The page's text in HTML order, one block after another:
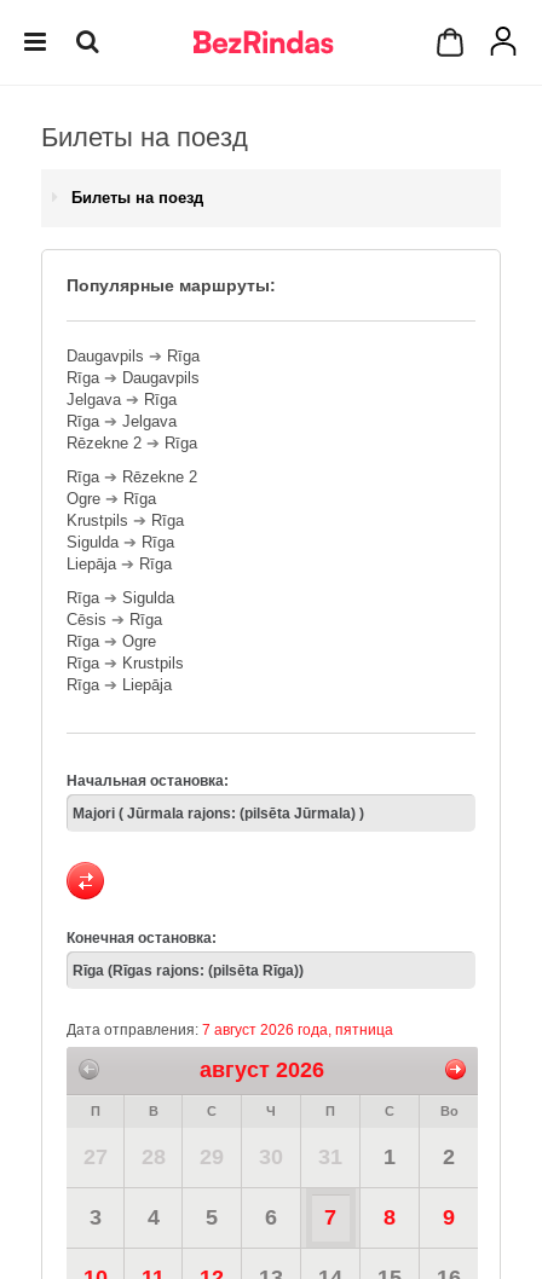
Билеты на поезд
Билеты на поезд
Популярные маршруты:
Daugavpils ➔ Rīga
Rīga➔ Daugavpils
Jelgava➔ Rīga
Rīga➔ Jelgava
Rēzekne 2 ➔ Rīga
Rīga➔ Rēzekne 2
Ogre ➔ Rīga
Krustpils ➔ Rīga
Sigulda➔ Rīga
Liepāja➔ Rīga
Rīga➔ Sigulda
Cēsis ➔ Rīga
Rīga➔ Ogre
Rīga➔ Krustpils
Rīga➔ Liepāja
Начальная остановка:
Конечная остановка:
Дата отправления: 7 август 2026 года, пятница
август 2026
П В С Ч П С Во
27 28 29 30 31 1 2
3 4 5 6 7 8 9